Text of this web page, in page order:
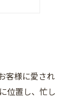
客様に愛され
位置し、忙し